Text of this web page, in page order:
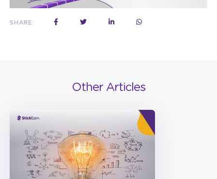
SHARE:
Other Articles